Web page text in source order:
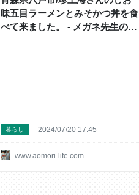
味五目ラーメンとみそかつ丼を食
べて来ました。 - メガネ先生の日
www.aomori-life.com
暮らし 2024/07/20 17:45